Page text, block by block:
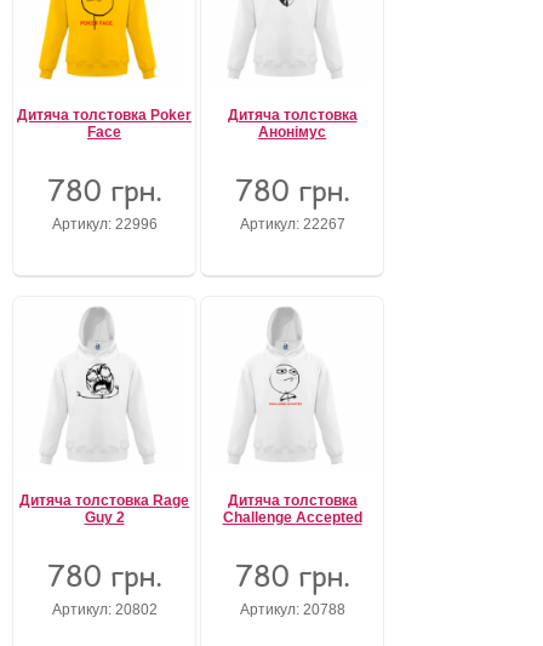
Дитяча толстовка Poker
Face
780 грн.
Артикул: 22996
Дитяча толстовка
Анонімус
780 грн.
Артикул: 22267
Дитяча толстовка Rage
Guy 2
780 грн.
Артикул: 20802
Дитяча толстовка
Challenge Accepted
780 грн.
Артикул: 20788